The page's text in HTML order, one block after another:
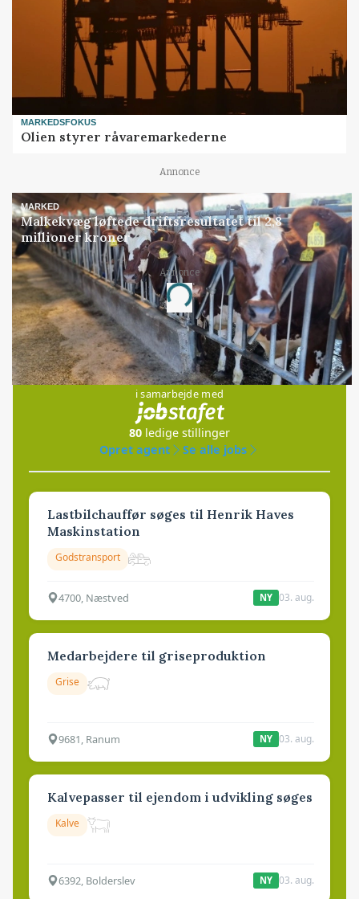
MARKEDSFOKUS
Olien styrer råvaremarkederne
Annonce
MARKED
Malkekvæg løftede driftsresultatet til 2,8
millioner kroner
Annonce
Loading...
Jobs
i samarbejde med
80 ledige stillinger
Opret agent
Se alle jobs
Lastbilchauffør søges til Henrik Haves
Maskinstation
Godstransport
4700, Næstved NY 03. aug.
Medarbejdere til griseproduktion
Grise
9681, Ranum NY 03. aug.
Kalvepasser til ejendom i udvikling søges
Kalve
6392, Bolderslev NY 03. aug.